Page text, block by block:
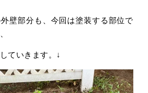
壁部分も、今回は塗装する部位で
ていきます。↓